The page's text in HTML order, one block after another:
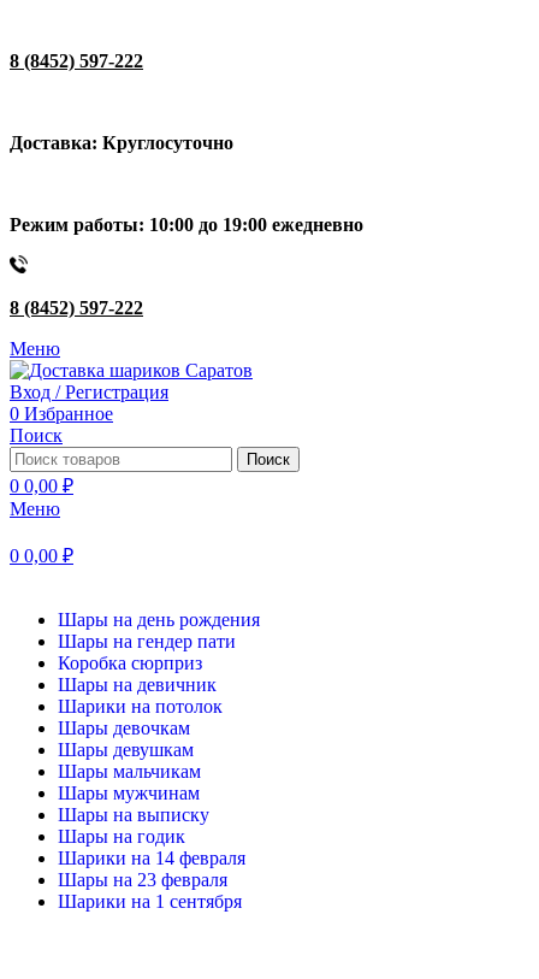
8 (8452) 597-222
Доставка: Круглосуточно
Режим работы: 10:00 до 19:00 ежедневно
8 (8452) 597-222
Меню
Вход / Регистрация
0 Избранное
Поиск
Поиск
0 0,00 ₽
Меню
0 0,00 ₽
Шары на день рождения
Шары на гендер пати
Коробка сюрприз
Шары на девичник
Шарики на потолок
Шары девочкам
Шары девушкам
Шары мальчикам
Шары мужчинам
Шары на выписку
Шары на годик
Шарики на 14 февраля
Шары на 23 февраля
Шарики на 1 сентября